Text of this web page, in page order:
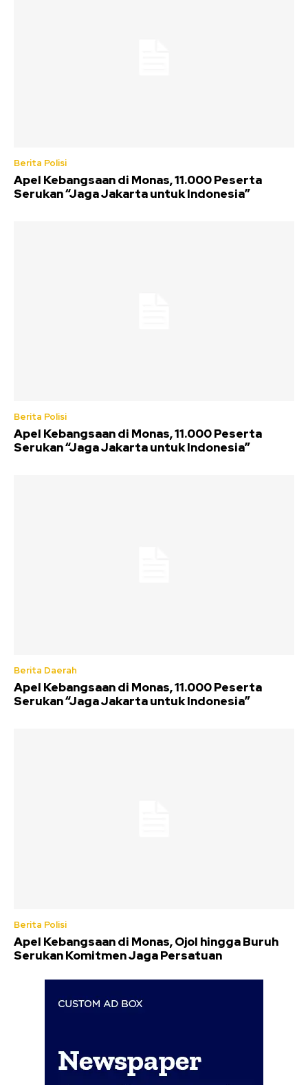
Berita Polisi
Apel Kebangsaan di Monas, 11.000 Peserta
Serukan “Jaga Jakarta untuk Indonesia”
Berita Polisi
Apel Kebangsaan di Monas, 11.000 Peserta
Serukan “Jaga Jakarta untuk Indonesia”
Berita Daerah
Apel Kebangsaan di Monas, 11.000 Peserta
Serukan “Jaga Jakarta untuk Indonesia”
Berita Polisi
Apel Kebangsaan di Monas, Ojol hingga Buruh
Serukan Komitmen Jaga Persatuan